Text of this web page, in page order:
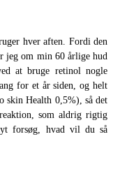
hver aften. Fordi den
jeg om min 60 årlige hud
at bruge retinol nogle
for et år siden, og helt
skin Health 0,5%), så det
som aldrig rigtig
forsøg, hvad vil du så